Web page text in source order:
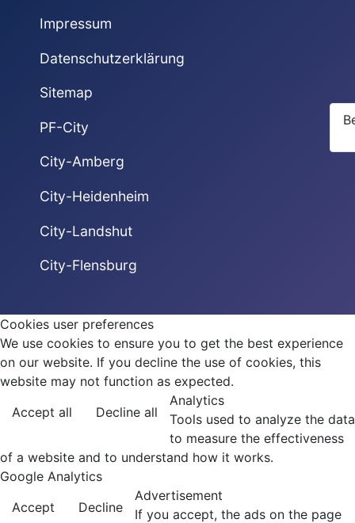
Impressum
Datenschutzerklärung
Sitemap
PF-City
City-Amberg
City-Heidenheim
City-Landshut
City-Flensburg
Cookies user preferences
We use cookies to ensure you to get the best experience
on our website. If you decline the use of cookies, this
website may not function as expected.
Accept all
Decline all
Analytics
Tools used to analyze the data
to measure the effectiveness
of a website and to understand how it works.
Google Analytics
Accept
Decline
Advertisement
If you accept, the ads on the page